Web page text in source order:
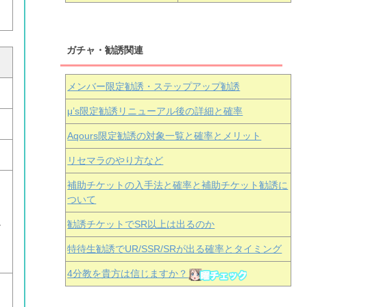
ガチャ・勧誘関連
メンバー限定勧誘・ステップアップ勧誘
μ’s限定勧誘リニューアル後の詳細と確率
Aqours限定勧誘の対象一覧と確率とメリット
リセマラのやり方など
補助チケットの入手法と確率と補助チケット勧誘に
ついて
勧誘チケットでSR以上は出るのか
特待生勧誘でUR/SSR/SRが出る確率とタイミング
4分教を貴方は信じますか？